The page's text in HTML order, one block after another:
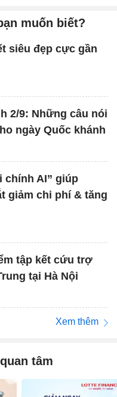
muốn biết?
siêu đẹp cực gần
2/9: Những câu nói
ngày Quốc khánh
chính AI” giúp
giảm chi phí & tăng
tập kết cứu trợ
tại Hà Nội
Xem thêm
tâm